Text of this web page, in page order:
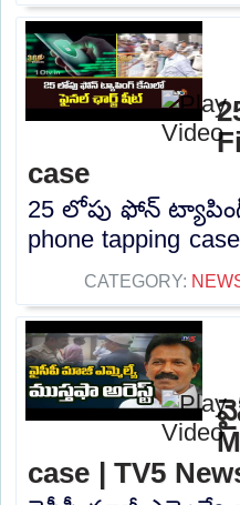
case
25 లోపు ఫోన్
phone tapping
CATEGORY:
case | TV5